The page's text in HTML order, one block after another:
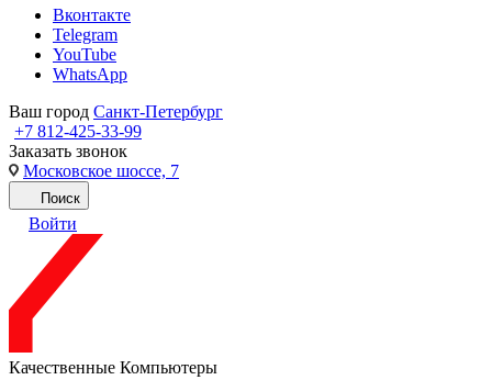
Вконтакте
Telegram
YouTube
WhatsApp
Ваш город Санкт-Петербург
+7 812-425-33-99
Заказать звонок
Московское шоссе, 7
Поиск
Войти
Качественные Компьютеры